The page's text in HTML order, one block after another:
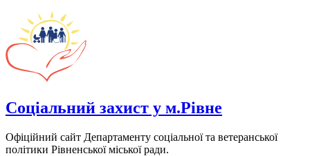
Соціальний захист у м.Рівне
Офіційний сайт Департаменту соціальної та ветеранської
політики Рівненської міської ради.